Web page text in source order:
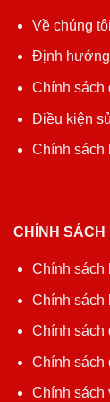
Về chúng tôi
Định hướng
Chính sách
Điều kiện
Chính sách
CHÍNH
Chính sách
Chính sách
Chính sách
Chính sách
Chính sách